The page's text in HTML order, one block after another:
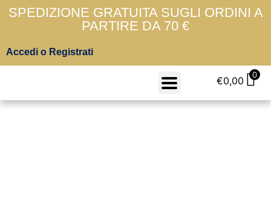
SPEDIZIONE GRATUITA SUGLI ORDINI A
PARTIRE DA 70 €
Accedi o Registrati
€0,00 0